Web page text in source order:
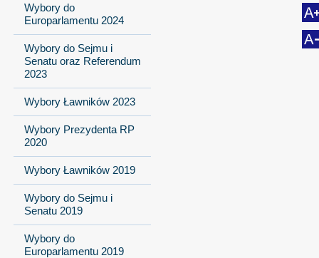
Wybory do
Europarlamentu 2024
Wybory do Sejmu i
Senatu oraz Referendum
2023
Wybory Ławników 2023
Wybory Prezydenta RP
2020
Wybory Ławników 2019
Wybory do Sejmu i
Senatu 2019
Wybory do
Europarlamentu 2019